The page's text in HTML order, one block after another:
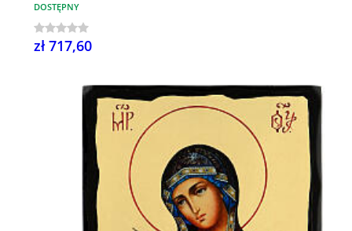
DOSTĘPNY
zł 717,60